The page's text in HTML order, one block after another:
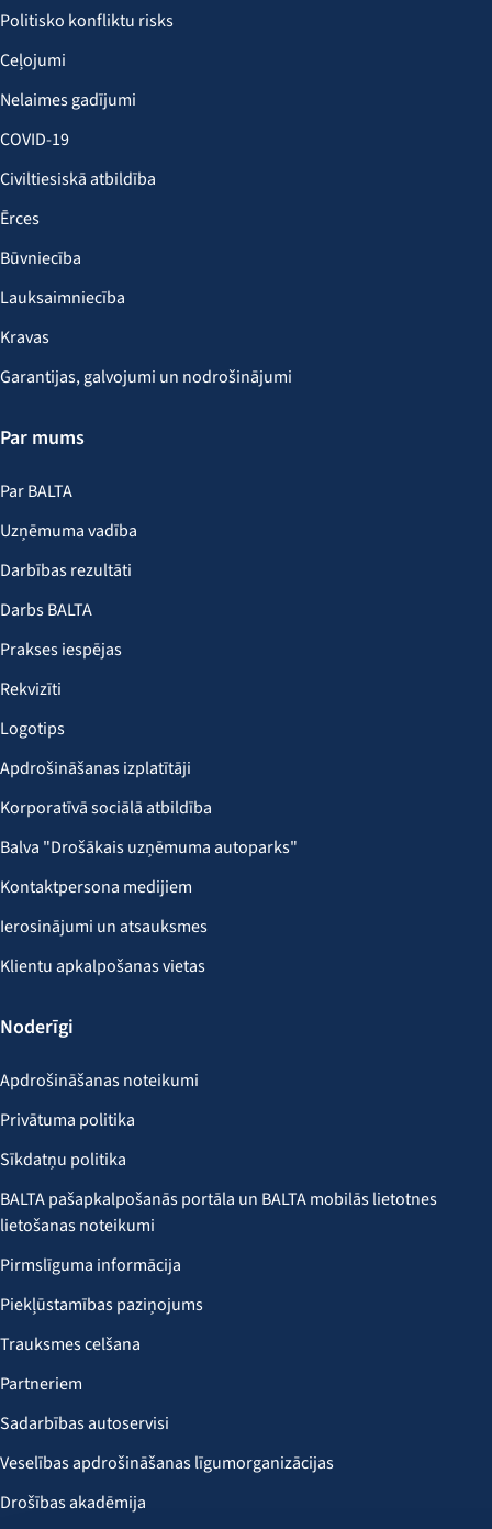
Politisko konfliktu risks
Ceļojumi
Nelaimes gadījumi
COVID-19
Civiltiesiskā atbildība
Ērces
Būvniecība
Lauksaimniecība
Kravas
Garantijas, galvojumi un nodrošinājumi
Par mums
Par BALTA
Uzņēmuma vadība
Darbības rezultāti
Darbs BALTA
Prakses iespējas
Rekvizīti
Logotips
Apdrošināšanas izplatītāji
Korporatīvā sociālā atbildība
Balva "Drošākais uzņēmuma autoparks"
Kontaktpersona medijiem
Ierosinājumi un atsauksmes
Klientu apkalpošanas vietas
Noderīgi
Apdrošināšanas noteikumi
Privātuma politika
Sīkdatņu politika
BALTA pašapkalpošanās portāla un BALTA mobilās lietotnes
lietošanas noteikumi
Pirmslīguma informācija
Piekļūstamības paziņojums
Trauksmes celšana
Partneriem
Sadarbības autoservisi
Veselības apdrošināšanas līgumorganizācijas
Drošības akadēmija